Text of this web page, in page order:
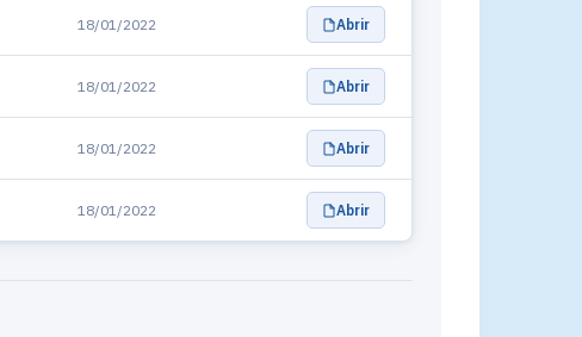
18/01/2022 Abrir
18/01/2022 Abrir
18/01/2022 Abrir
18/01/2022 Abrir